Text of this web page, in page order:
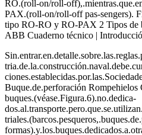
RO.(roll-on/roll-
PAX.(roll-on/roll-off pas-sengers).
tipo RO-RO y RO-PAX 2 Tipos de
ABB Cuaderno técnico |
Buque.de.perforación Rompehielos
buques.(véase.Figura.6).no.dedica-